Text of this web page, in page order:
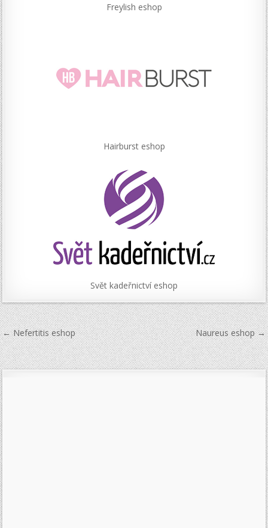
Freylish eshop
Hairburst eshop
Svět kadeřnictví eshop
Navigace
pro
příspěvek
← Nefertitis eshop Naureus eshop →